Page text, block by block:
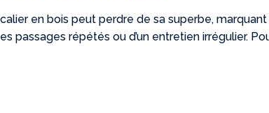
en bois peut perdre de sa superbe,
passages répétés ou d’un entretien irrégulier.